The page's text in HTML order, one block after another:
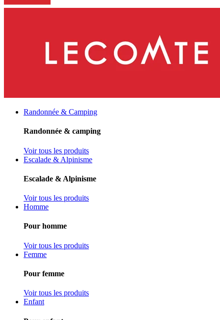
Randonnée & Camping
Randonnée & camping
Voir tous les produits
Escalade & Alpinisme
Escalade & Alpinisme
Voir tous les produits
Homme
Pour homme
Voir tous les produits
Femme
Pour femme
Voir tous les produits
Enfant